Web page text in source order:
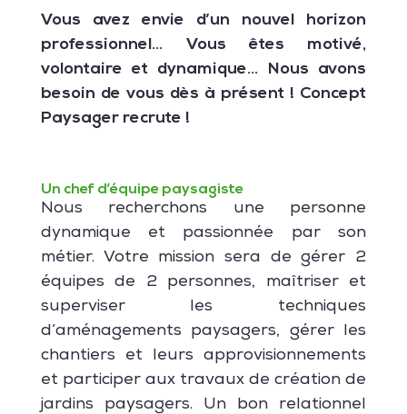
Vous avez envie d’un nouvel horizon
professionnel… Vous êtes motivé,
volontaire et dynamique… Nous avons
besoin de vous dès à présent ! Concept
Paysager recrute !
Un chef d’équipe paysagiste
Nous recherchons une personne
dynamique et passionnée par son
métier. Votre mission sera de gérer 2
équipes de 2 personnes, maîtriser et
superviser les techniques
d’aménagements paysagers, gérer les
chantiers et leurs approvisionnements
et participer aux travaux de création de
jardins paysagers. Un bon relationnel